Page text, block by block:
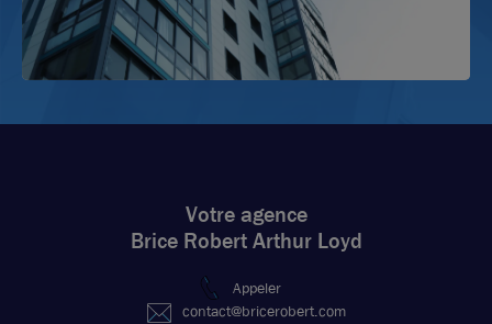
Votre agence
Brice Robert Arthur Loyd
Appeler
contact@bricerobert.com